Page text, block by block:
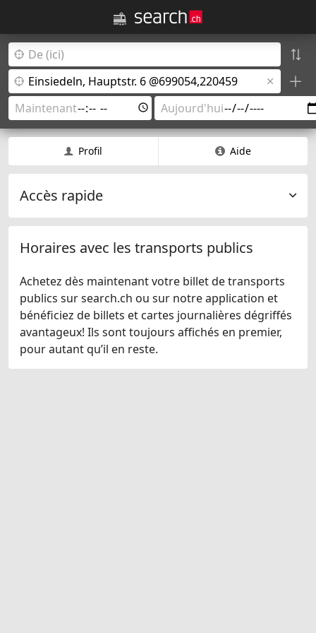
Profil Aide
Accès rapide
Horaires avec les transports publics
Achetez dès maintenant votre billet de transports
publics sur search.ch ou sur notre application et
bénéficiez de billets et cartes journalières dégriffés
avantageux! Ils sont toujours affichés en premier,
pour autant qu’il en reste.